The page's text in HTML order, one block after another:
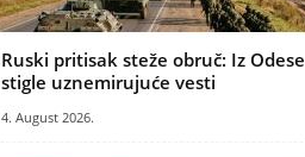
Ruski pritisak steže obruč: Iz Odese
stigle uznemirujuće vesti
4. August 2026.